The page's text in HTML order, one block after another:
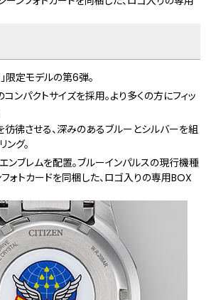
限定モデルの第6弾。
パクトサイズを採用。より多くの方にフィッ
彷彿させる、深みのあるブルーとシルバーを組
グ。
ンブレムを配置。ブルーインパルスの現行機種
ォトカードを同梱した、ロゴ入りの専用BOX